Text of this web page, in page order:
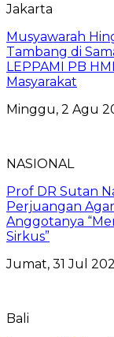
Jakarta
Musyawarah
Tambang di
LEPPAMI PB
Masyarakat
Minggu, 2 Agu
NASIONAL
Prof DR Sutan
Perjuangan
Anggotanya
Sirkus”
Jumat, 31 Jul
Bali